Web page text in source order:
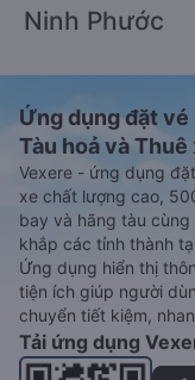
Ninh Phước
Ứng dụng đặt vé
Tàu hoả và Thuê
Vexere - ứng dụng
xe chất lượng cao,
bay và hãng tàu
khắp các tỉnh thành
Ứng dụng hiển thị
tiện ích giúp người
chuyển tiết kiệm,
Tải ứng dụng